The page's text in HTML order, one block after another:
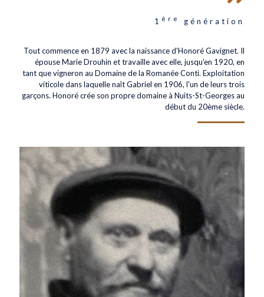
1 ère génération
Tout commence en 1879 avec la naissance d'Honoré Gavignet. Il
épouse Marie Drouhin et travaille avec elle, jusqu'en 1920, en
tant que vigneron au Domaine de la Romanée Conti. Exploitation
viticole dans laquelle naît Gabriel en 1906, l'un de leurs trois
garçons. Honoré crée son propre domaine à Nuits-St-Georges au
début du 20ème siècle.